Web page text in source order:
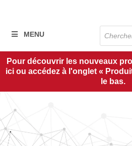
MENU
de
produits
Pour découvrir les nouveaux
ici ou accédez à l'onglet «
le bas.